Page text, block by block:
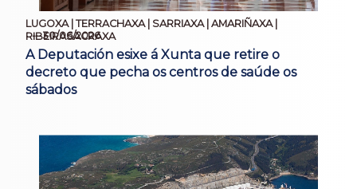
LUGOXA | TERRACHAXA | SARRIAXA | AMARIÑAXA |
RIBEIRASACRAXA
30/06/2026
A Deputación esixe á Xunta que retire o
decreto que pecha os centros de saúde os
sábados